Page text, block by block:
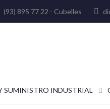
(93) 895 77 22 - Cubelles
SUMINISTRO INDUSTRIAL